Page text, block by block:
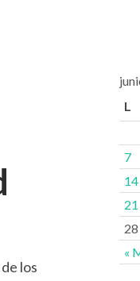
los
L
«
7
14
21
28